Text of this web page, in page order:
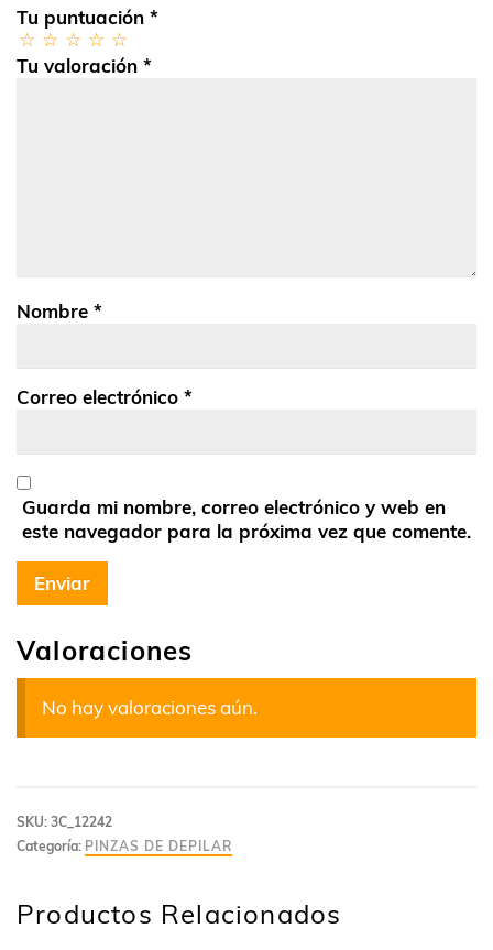
Valoraciones
No hay valoraciones aún.
Tu puntuación *
Tu valoración *
Nombre *
Correo electrónico *
Guarda mi nombre, correo electrónico y web en
este navegador para la próxima vez que comente.
SKU: 3C_12242
Categoría: PINZAS DE DEPILAR
Productos Relacionados